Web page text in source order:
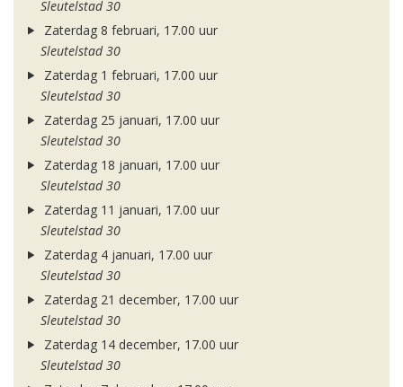
Sleutelstad 30
Zaterdag 8 februari, 17.00 uur
Sleutelstad 30
Zaterdag 1 februari, 17.00 uur
Sleutelstad 30
Zaterdag 25 januari, 17.00 uur
Sleutelstad 30
Zaterdag 18 januari, 17.00 uur
Sleutelstad 30
Zaterdag 11 januari, 17.00 uur
Sleutelstad 30
Zaterdag 4 januari, 17.00 uur
Sleutelstad 30
Zaterdag 21 december, 17.00 uur
Sleutelstad 30
Zaterdag 14 december, 17.00 uur
Sleutelstad 30